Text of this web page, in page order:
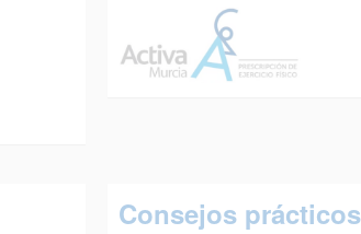
Consejos